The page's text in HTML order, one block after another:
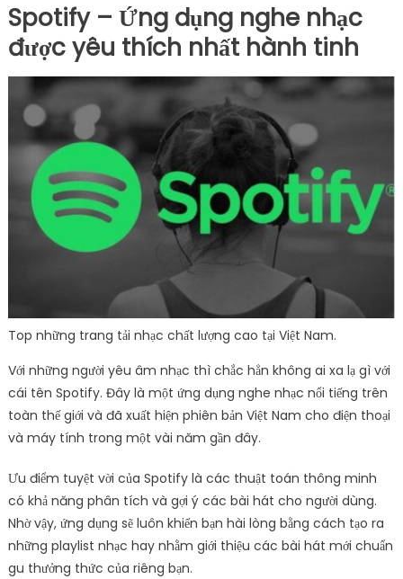
Spotify – Ứng dụng nghe nhạc
được yêu thích nhất hành tinh
Top những trang tải nhạc chất lượng cao tại Việt Nam.
Với những người yêu âm nhạc thì chắc hẳn không ai xa lạ gì với
cái tên Spotify. Đây là một ứng dụng nghe nhạc nổi tiếng trên
toàn thế giới và đã xuất hiện phiên bản Việt Nam cho điện thoại
và máy tính trong một vài năm gần đây.
Ưu điểm tuyệt vời của Spotify là các thuật toán thông minh
có khả năng phân tích và gợi ý các bài hát cho người dùng.
Nhờ vậy, ứng dụng sẽ luôn khiến bạn hài lòng bằng cách tạo ra
những playlist nhạc hay nhằm giới thiệu các bài hát mới chuẩn
gu thưởng thức của riêng bạn.